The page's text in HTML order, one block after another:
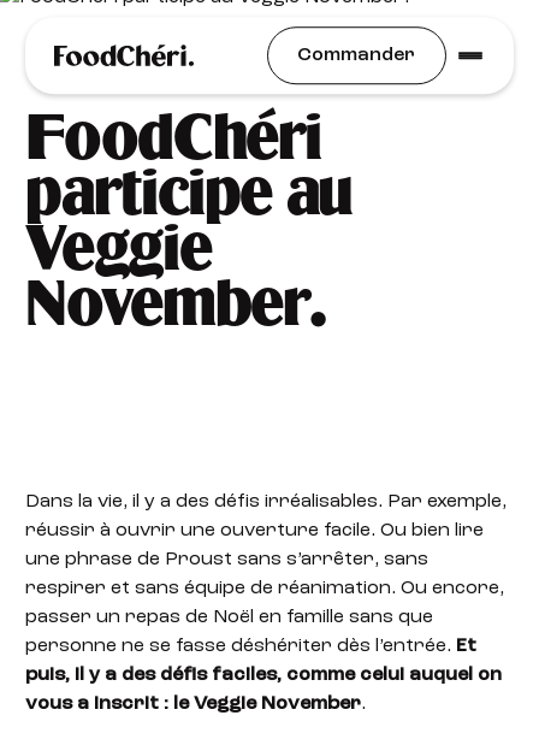
Commander
Idées Recettes
FoodChéri
participe au
Veggie
November.
Dans la vie, il y a des défis irréalisables. Par exemple,
réussir à ouvrir une ouverture facile. Ou bien lire
une phrase de Proust sans s’arrêter, sans
respirer et sans équipe de réanimation. Ou encore,
passer un repas de Noël en famille sans que
personne ne se fasse déshériter dès l’entrée. Et
puis, il y a des défis faciles, comme celui auquel on
vous a inscrit : le Veggie November.